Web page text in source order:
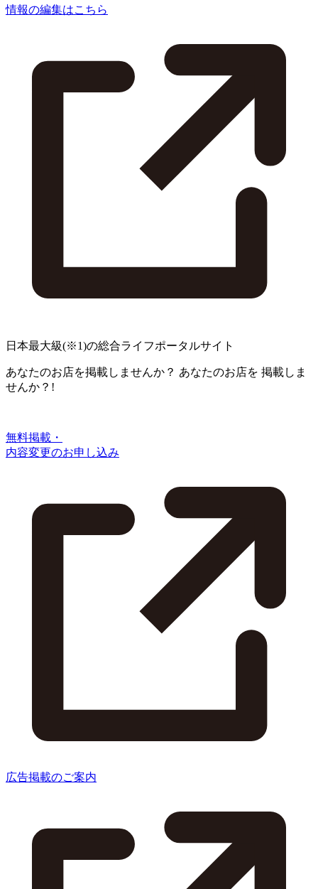
情報の編集はこちら
日本最大級(※1)の総合ライフポータルサイト
あなたのお店を掲載しませんか？ あなたのお店を 掲載しま
せんか？!
無料掲載・
内容変更のお申し込み
広告掲載のご案内